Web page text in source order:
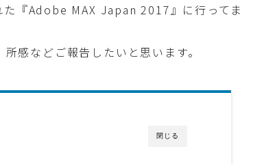
『Adobe MAX Japan 2017』に行ってま
感などご報告したいと思います。
閉じる